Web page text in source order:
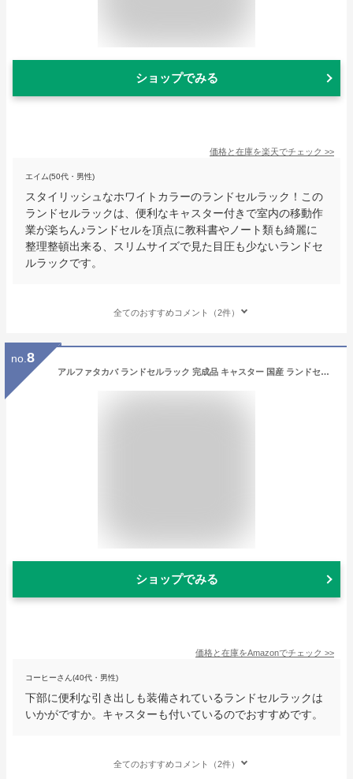
ショップでみる
価格と在庫を楽天でチェック >>
エイム(50代・男性)
スタイリッシュなホワイトカラーのランドセルラック！この
ランドセルラックは、便利なキャスター付きで室内の移動作
業が楽ちん♪ランドセルを頂点に教科書やノート類も綺麗に
整理整頓出来る、スリムサイズで見た目圧も少ないランドセ
ルラックです。
全てのおすすめコメント（2件）
no. 8
アルファタカバ ランドセルラック 完成品 キャスター 国産 ランドセル収納 キャスター付き ラック リビング学習 大川家具 日本製 ゲーム収納 幅40cm ファディ(ホワイト) ランドセル 収納 キャスター
ショップでみる
価格と在庫をAmazonでチェック >>
コーヒーさん(40代・男性)
下部に便利な引き出しも装備されているランドセルラックは
いかがですか。キャスターも付いているのでおすすめです。
全てのおすすめコメント（2件）